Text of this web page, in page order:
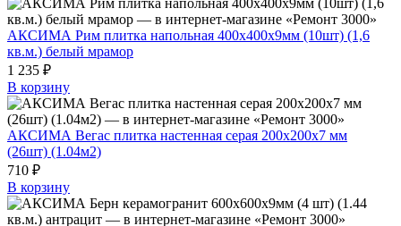
АКСИМА Рим плитка напольная 400х400х9мм (10шт) (1,6
кв.м.) белый мрамор
1 235 ₽
В корзину
АКСИМА Вегас плитка настенная серая 200х200х7 мм
(26шт) (1.04м2)
710 ₽
В корзину